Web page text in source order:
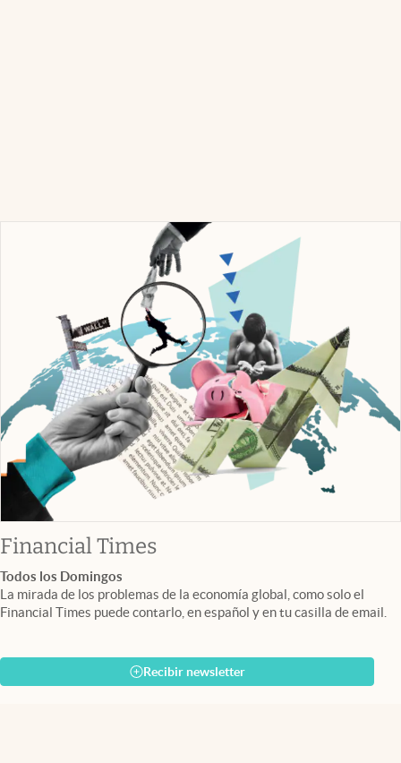
Financial Timesabre en nueva pestaña
Todos los Domingos
La mirada de los problemas de la economía global, como solo el
Financial Times puede contarlo, en español y en tu casilla de email.
Recibir newsletter